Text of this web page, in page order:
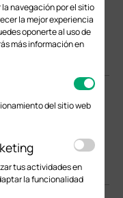
20240530
navegación por el sitio
la mejor experiencia
oponerte al uso de
más información en
del sitio web
tus actividades en
la funcionalidad